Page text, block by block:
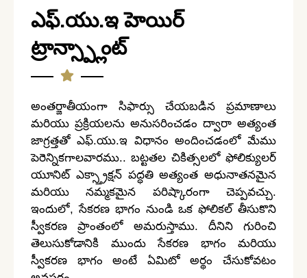
ఎఫ్.యు.ఇ హెయిర్
ట్రాన్స్ప్లాంట్
అంతర్జాతీయంగా సిఫార్సు చేయబడిన ప్రమాణాలు
మరియు ప్రక్రియలను అనుసరించడం ద్వారా అత్యంత
జాగ్రత్తతో ఎఫ్.యు.ఇ విధానం అందించడంలో మేము
పెరెన్నికగాలవారము.. బట్టతల చికిత్సలలో ఫోలిక్యులర్
యూనిట్ ఎక్స్త్రాక్షన్ పద్ధతి అత్యంత అధునాతనమైన
మరియు నమ్మకమైన పరిష్కారంగా చెప్పవచ్చు.
ఇందులో, సేకరణ భాగం నుండి ఒక ఫోలికల్ తీసుకొని
స్వీకరణ ప్రాంతంలో అమరుస్తాము. దీనిని గురించి
తెలుసుకోడానికి ముందు సేకరణ భాగం మరియు
స్వీకరణ భాగం అంటే ఏమిటో అర్థం చేసుకోవటం